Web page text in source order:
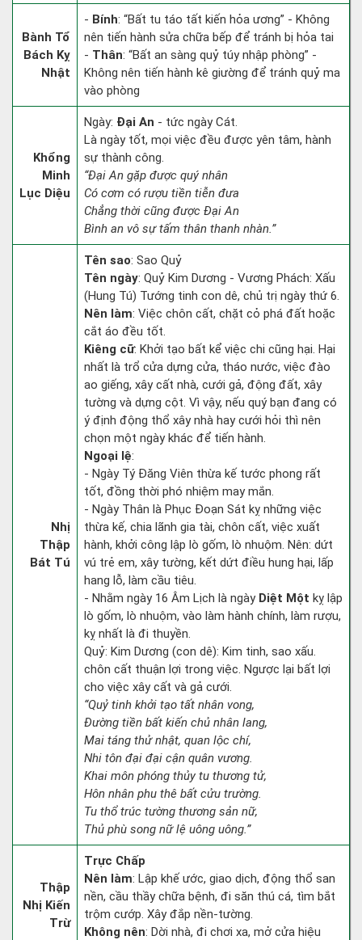
Bành Tổ
Bách Kỵ
Nhật
- Bính: “Bất tu táo tất kiến hỏa ương” - Không
nên tiến hành sửa chữa bếp để tránh bị hỏa tai
- Thân: “Bất an sàng quỷ túy nhập phòng” -
Không nên tiến hành kê giường để tránh quỷ ma
vào phòng
Khổng
Minh
Lục Diệu
Ngày: Đại An - tức ngày Cát.
Là ngày tốt, mọi việc đều được yên tâm, hành
sự thành công.
“Đại An gặp được quý nhân
Có cơm có rượu tiền tiễn đưa
Chẳng thời cũng được Đại An
Bình an vô sự tấm thân thanh nhàn.”
Nhị
Thập
Bát Tú
Tên sao: Sao Quỷ
Tên ngày: Quỷ Kim Dương - Vương Phách: Xấu
(Hung Tú) Tướng tinh con dê, chủ trị ngày thứ 6.
Nên làm: Việc chôn cất, chặt cỏ phá đất hoặc
cắt áo đều tốt.
Kiêng cữ: Khởi tạo bất kể việc chi cũng hại. Hại
nhất là trổ cửa dựng cửa, tháo nước, việc đào
ao giếng, xây cất nhà, cưới gả, động đất, xây
tường và dựng cột. Vì vậy, nếu quý bạn đang có
ý định động thổ xây nhà hay cưới hỏi thì nên
chọn một ngày khác để tiến hành.
Ngoại lệ:
- Ngày Tý Đăng Viên thừa kế tước phong rất
tốt, đồng thời phó nhiệm may mắn.
- Ngày Thân là Phục Đoạn Sát kỵ những việc
thừa kế, chia lãnh gia tài, chôn cất, việc xuất
hành, khởi công lập lò gốm, lò nhuộm. Nên: dứt
vú trẻ em, xây tường, kết dứt điều hung hại, lấp
hang lỗ, làm cầu tiêu.
- Nhằm ngày 16 Âm Lịch là ngày Diệt Một kỵ lập
lò gốm, lò nhuộm, vào làm hành chính, làm rượu,
kỵ nhất là đi thuyền.
Quỷ: Kim Dương (con dê): Kim tinh, sao xấu.
chôn cất thuận lợi trong việc. Ngược lại bất lợi
cho việc xây cất và gả cưới.
“Quỷ tinh khởi tạo tất nhân vong,
Đường tiền bất kiến chủ nhân lang,
Mai táng thử nhật, quan lộc chí,
Nhi tôn đại đại cận quân vương.
Khai môn phóng thủy tu thương tử,
Hôn nhân phu thê bất cửu trường.
Tu thổ trúc tường thương sản nữ,
Thủ phù song nữ lệ uông uông.”
Thập
Nhị Kiến
Trừ
Trực Chấp
Nên làm: Lập khế ước, giao dịch, động thổ san
nền, cầu thầy chữa bệnh, đi săn thú cá, tìm bắt
trộm cướp. Xây đắp nền-tường.
Không nên: Dời nhà, đi chơi xa, mở cửa hiệu